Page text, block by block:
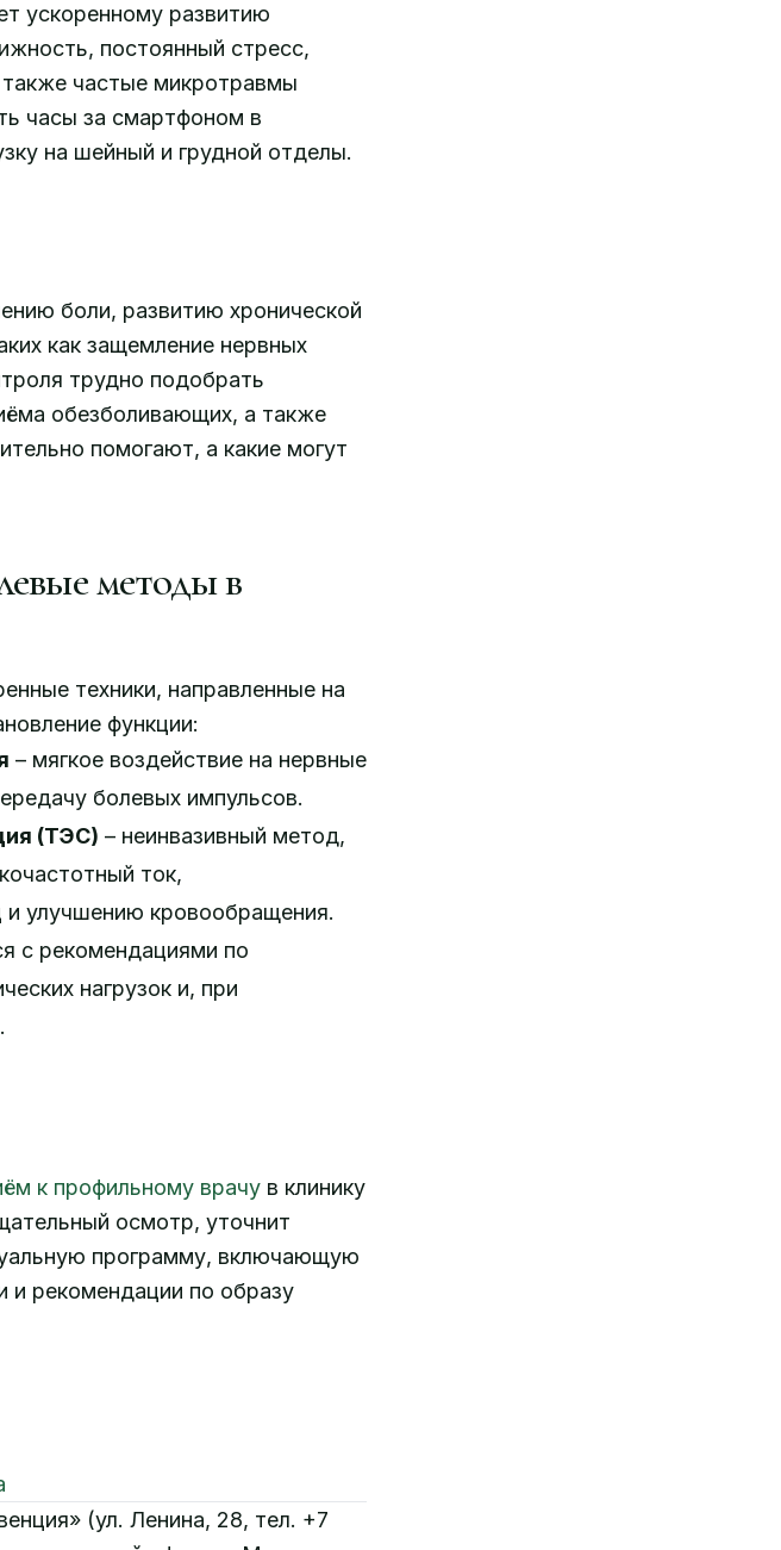
ускоренному развитию
постоянный стресс,
частые микротравмы
часы за смартфоном в
на шейный и грудной отделы.
боли, развитию хронической
как защемление нервных
трудно подобрать
обезболивающих, а также
помогают, а какие могут
методы в
техники, направленные на
функции:
– мягкое воздействие на нервные
болевых импульсов.
(ТЭС) – неинвазивный метод,
ток,
улучшению кровообращения.
с рекомендациями по
нагрузок и, при
к профильному врачу в клинику
осмотр, уточнит
программу, включающую
и рекомендации по образу
(ул. Ленина, 28, тел. +7